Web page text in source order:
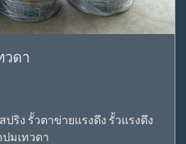
วดา
ปริง รั้วตาข่ายแรงดึง รั้วแรงดึง
ปมเทวดา